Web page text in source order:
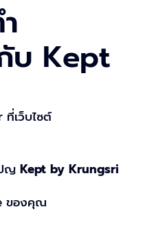
บ Kept
ที่เว็บไซต์
ญ Kept by Krungsri
ของคุณ